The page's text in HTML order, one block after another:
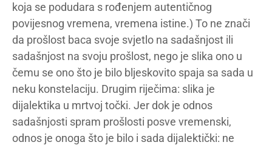
koja se podudara s rođenjem autentičnog
povijesnog vremena, vremena istine.) To ne znači
da prošlost baca svoje svjetlo na sadašnjost ili
sadašnjost na svoju prošlost, nego je slika ono u
čemu se ono što je bilo bljeskovito spaja sa sada u
neku konstelaciju. Drugim riječima: slika je
dijalektika u mrtvoj točki. Jer dok je odnos
sadašnjosti spram prošlosti posve vremenski,
odnos je onoga što je bilo i sada dijalektički: ne